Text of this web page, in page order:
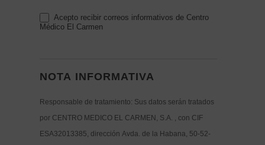
Acepto recibir correos informativos de Centro
Médico El Carmen
NOTA INFORMATIVA
Responsable de tratamiento: Sus datos serán tratados
por CENTRO MEDICO EL CARMEN, S.A. , con CIF
ESA32013385, dirección Avda. de la Habana, 50-52-